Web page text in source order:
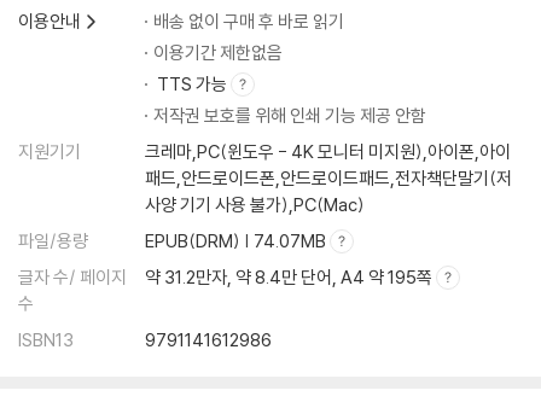
이용안내
배송 없이 구매 후 바로 읽기
이용기간 제한없음
TTS 가능
저작권 보호를 위해 인쇄 기능 제공 안함
지원기기
크레마,PC(윈도우 - 4K 모니터 미지원),아이폰,아이
패드,안드로이드폰,안드로이드패드,전자책단말기(저
사양 기기 사용 불가),PC(Mac)
파일/용량
EPUB(DRM) | 74.07MB
글자 수/ 페이지
수
약 31.2만자, 약 8.4만 단어, A4 약 195쪽
ISBN13 9791141612986